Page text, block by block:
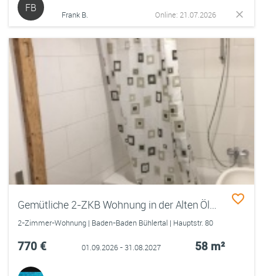
FB
Frank B. Online: 21.07.2026
Gemütliche 2-ZKB Wohnung in der Alten Ölmühle (möblierte Business Wohnung)
2-Zimmer-Wohnung | Baden-Baden Bühlertal | Hauptstr. 80
770 € 01.09.2026 - 31.08.2027 58 m²